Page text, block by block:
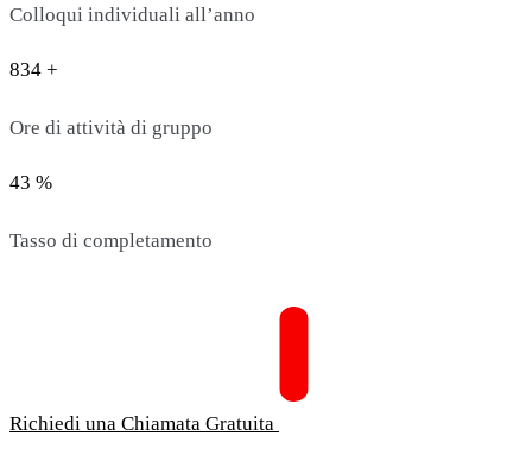
Colloqui individuali all’anno
834 +
Ore di attività di gruppo
43 %
Tasso di completamento
Richiedi una Chiamata Gratuita